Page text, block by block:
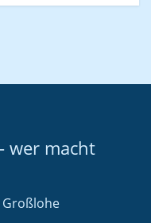
wer macht